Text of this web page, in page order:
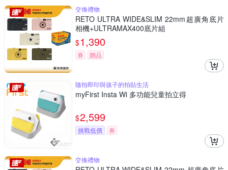
交換禮物
RETO ULTRA WIDE&SLIM 22mm超廣角底片
相機+ULTRAMAX400底片組
$1,390
券 贈品
隨拍即印與孩子的拍貼生活
myFirst Insta Wi 多功能兒童拍立得
$2,599
挑戰低價 券
交換禮物